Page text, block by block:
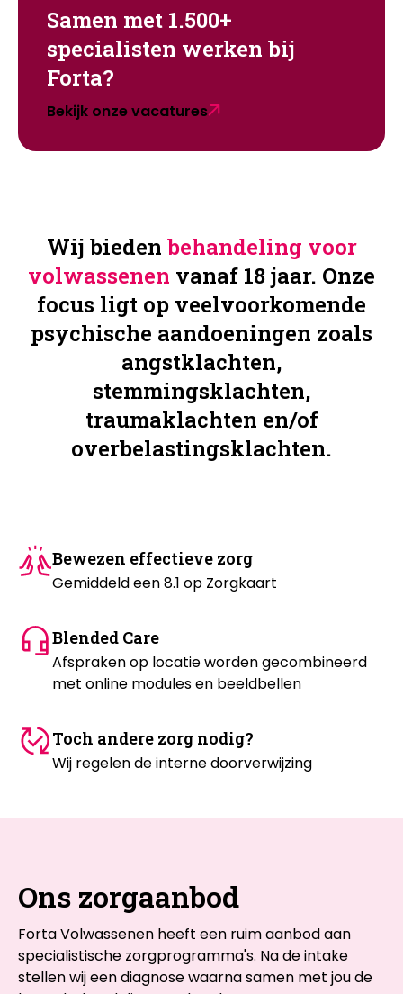
Samen met 1.500+
specialisten werken bij
Forta?
Bekijk onze vacatures
Wij bieden behandeling voor
volwassenen vanaf 18 jaar. Onze
focus ligt op veelvoorkomende
psychische aandoeningen zoals
angstklachten,
stemmingsklachten,
traumaklachten en/of
overbelastingsklachten.
Bewezen effectieve zorg
Gemiddeld een 8.1 op Zorgkaart
Blended Care
Afspraken op locatie worden gecombineerd
met online modules en beeldbellen
Toch andere zorg nodig?
Wij regelen de interne doorverwijzing
Ons zorgaanbod
Forta Volwassenen heeft een ruim aanbod aan
specialistische zorgprogramma's. Na de intake
stellen wij een diagnose waarna samen met jou de